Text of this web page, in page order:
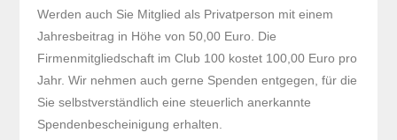
Werden auch Sie Mitglied als Privatperson mit einem
Jahresbeitrag in Höhe von 50,00 Euro. Die
Firmenmitgliedschaft im Club 100 kostet 100,00 Euro pro
Jahr. Wir nehmen auch gerne Spenden entgegen, für die
Sie selbstverständlich eine steuerlich anerkannte
Spendenbescheinigung erhalten.